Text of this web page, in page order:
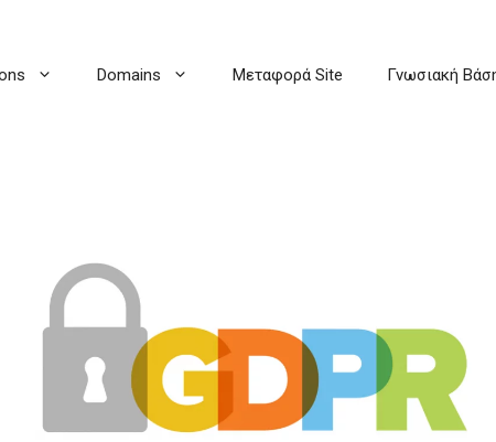
Domains Μεταφορά Site Γνωσιακή